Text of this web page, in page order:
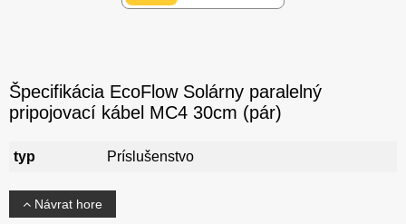
Špecifikácia EcoFlow Solárny paralelný
pripojovací kábel MC4 30cm (pár)
typ Príslušenstvo
Návrat hore